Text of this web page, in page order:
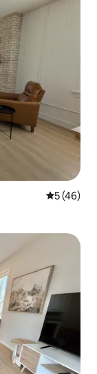
Просечна
5 (46)